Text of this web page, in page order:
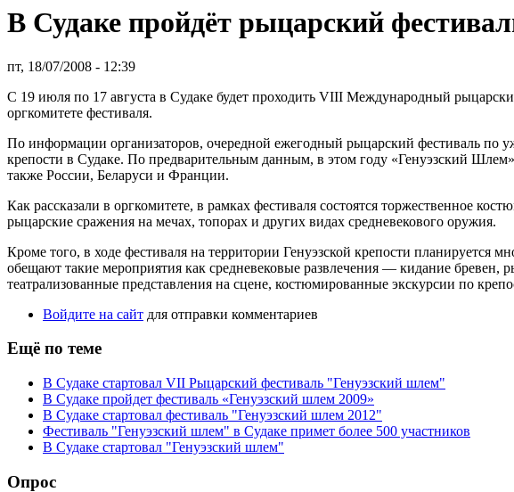
В Судаке пройдёт рыцарский
пт, 18/07/2008 - 12:39
С 19 июля по 17 августа в Судаке будет проходить VIII Международный
оргкомитете фестиваля.
По информации организаторов, очередной ежегодный рыцарский фестиваль по
крепости в Судаке. По предварительным данным, в этом году «Генуэзский
также России, Беларуси и Франции.
Как рассказали в оргкомитете, в рамках фестиваля состоятся торжественное
рыцарские сражения на мечах, топорах и других видах средневекового оружия.
Кроме того, в ходе фестиваля на территории Генуэзской крепости планируется
обещают такие мероприятия как средневековые развлечения — кидание бревен,
театрализованные представления на сцене, костюмированные экскурсии по
Войдите на сайт для отправки комментариев
Ещё по теме
В Судаке стартовал VII Рыцарский фестиваль "Генуэзский шлем"
В Судаке пройдет фестиваль «Генуэзский шлем 2009»
В Судаке стартовал фестиваль "Генуэзский шлем 2012"
Фестиваль "Генуэзский шлем" в Судаке примет более 500 участников
В Судаке стартовал "Генуэзский шлем"
Опрос